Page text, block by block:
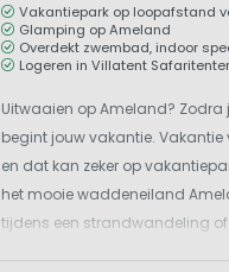
Vakantiepark op loopafstand
Glamping op Ameland
Overdekt zwembad, indoor
Logeren in Villatent
Uitwaaien op Ameland?
begint jouw vakantie. Vakantie
en dat kan zeker op
het mooie waddeneiland
tijdens een strandwandeling